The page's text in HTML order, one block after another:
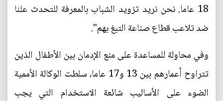
18 عاما. نحن نريد تزويد الشباب بالمعرفة للتحدث علنا
ضد تلاعب قطاع صناعة التبغ بهم".
وفي محاولة للمساعدة على منع الإدمان بين الأطفال الذين
تتراوح أعمارهم بين 13 و17 عاما، سلطت الوكالة الأممية
الضوء على الأساليب شائعة الاستخدام التي يجب